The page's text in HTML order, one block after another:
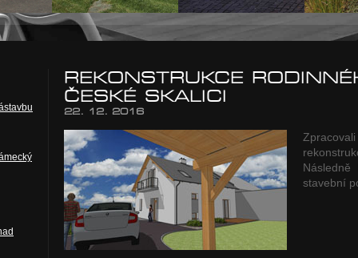
REKONSTRUKCE
ČESKÉ SKALICI
22. 12. 2016
stavební